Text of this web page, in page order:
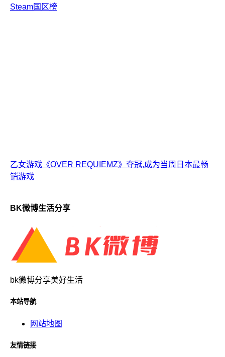
Steam国区榜
乙女游戏《OVER REQUIEMZ》夺冠,成为当周日本最畅
销游戏
BK微博生活分享
bk微博分享美好生活
本站导航
网站地图
友情链接